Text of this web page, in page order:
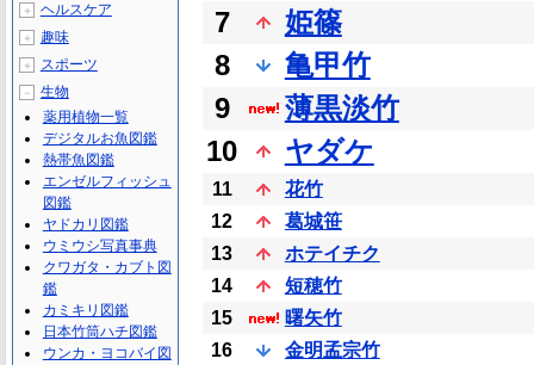
7
姫篠
8
亀甲竹
9
薄黒淡竹
10
ヤダケ
11
花竹
12
葛城笹
13
ホテイチク
14
短穂竹
15
曙矢竹
16
金明孟宗竹
＋ ヘルスケア
＋ 趣味
＋ スポーツ
－
生物
薬用植物一覧
デジタルお魚図鑑
熱帯魚図鑑
エンゼルフィッシュ
図鑑
ヤドカリ図鑑
ウミウシ写真事典
クワガタ・カブト図
鑑
カミキリ図鑑
日本竹筒ハチ図鑑
ウンカ・ヨコバイ図